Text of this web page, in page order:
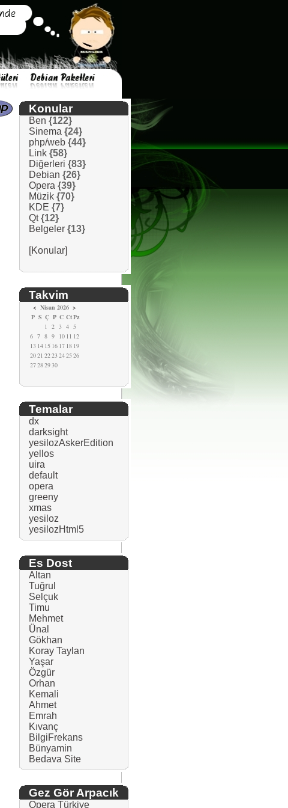
Konular
Ben {122}
Sinema {24}
php/web {44}
Link {58}
Diğerleri {83}
Debian {26}
Opera {39}
Müzik {70}
KDE {7}
Qt {12}
Belgeler {13}
[Konular]
Takvim
< Nisan 2026 >
P S Ç P C CtPz
1 2 3 4 5
6 7 8 9 10 11 12
13 14 15 16 17 18 19
2021 2223242526
27282930
Temalar
dx
darksight
yesilozAskerEdition
yellos
uira
default
opera
greeny
xmas
yesiloz
yesilozHtml5
Es Dost
Altan
Tuğrul
Selçuk
Timu
Mehmet
Ünal
Gökhan
Koray Taylan
Yaşar
Özgür
Orhan
Kemali
Ahmet
Emrah
Kıvanç
BilgiFrekans
Bünyamin
Bedava Site
Gez Gör Arpacık
Opera Türkiye